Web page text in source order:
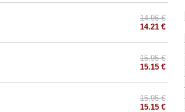
14.96 €
14.21 €
15.95 €
15.15 €
15.95 €
15.15 €